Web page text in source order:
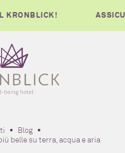
Blog
belle su terra, acqua e aria